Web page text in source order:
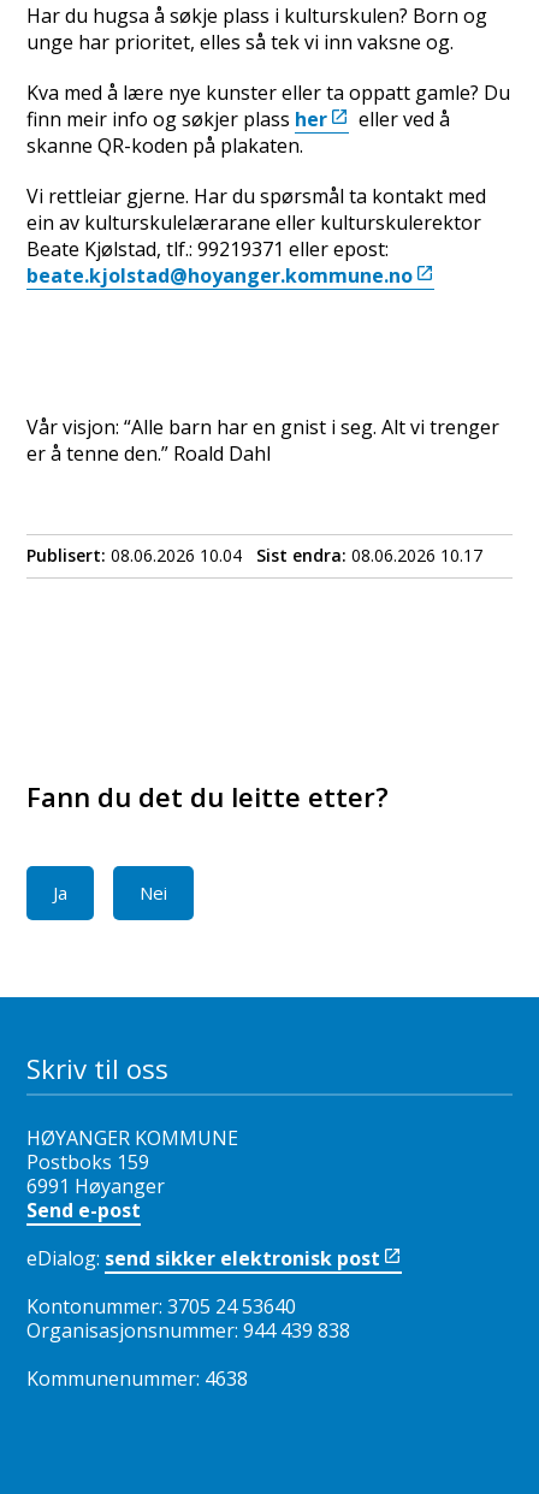
Har du hugsa å søkje plass i kulturskulen? Born og
unge har prioritet, elles så tek vi inn vaksne og.
Kva med å lære nye kunster eller ta oppatt gamle? Du
finn meir info og søkjer plass her
eller ved å
skanne QR-koden på plakaten.
Vi rettleiar gjerne. Har du spørsmål ta kontakt med
ein av kulturskulelærarane eller kulturskulerektor
Beate Kjølstad, tlf.: 99219371 eller epost:
beate.kjolstad@hoyanger.kommune.no
Vår visjon: “Alle barn har en gnist i seg. Alt vi trenger
er å tenne den.” Roald Dahl
Publisert 08.06.2026 10.04 Sist endra 08.06.2026 10.17
Fann du det du leitte etter?
Ja Nei
Skriv til oss
HØYANGER KOMMUNE
Postboks 159
6991 Høyanger
Send e-post
eDialog: send sikker elektronisk post
Kontonummer: 3705 24 53640
Organisasjonsnummer: 944 439 838
Kommunenummer: 4638